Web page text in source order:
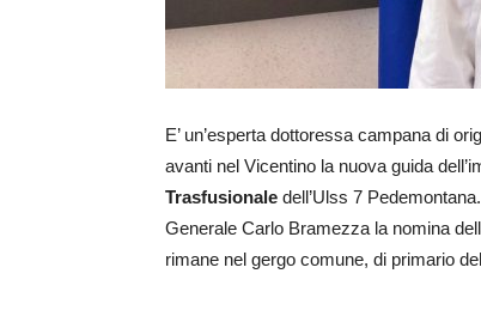
E’ un’esperta dottoressa campana di
avanti nel Vicentino la nuova guida
Trasfusionale dell’Ulss 7
Generale Carlo Bramezza la nomina
rimane nel gergo comune, di primario